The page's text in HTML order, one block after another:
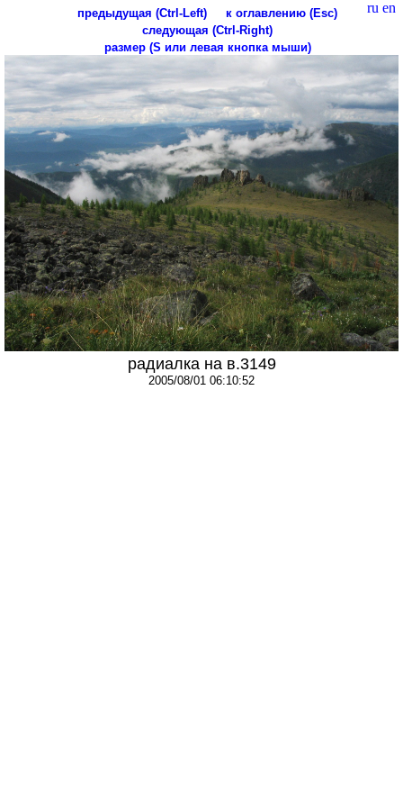
ru en
предыдущая (Ctrl-Left)
к оглавлению (Esc)
следующая (Ctrl-Right)
размер (S или левая кнопка мыши)
радиалка на в.3149
2005/08/01 06:10:52